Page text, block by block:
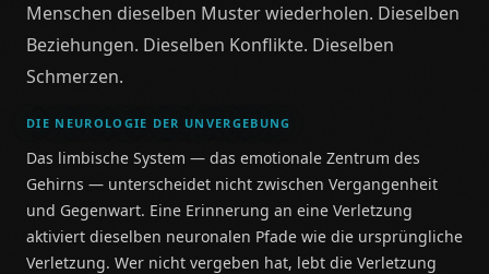
Menschen dieselben Muster wiederholen. Dieselben
Beziehungen. Dieselben Konflikte. Dieselben
Schmerzen.
DIE NEUROLOGIE DER UNVERGEBUNG
Das limbische System — das emotionale Zentrum des
Gehirns — unterscheidet nicht zwischen Vergangenheit
und Gegenwart. Eine Erinnerung an eine Verletzung
aktiviert dieselben neuronalen Pfade wie die ursprüngliche
Verletzung. Wer nicht vergeben hat, lebt die Verletzung